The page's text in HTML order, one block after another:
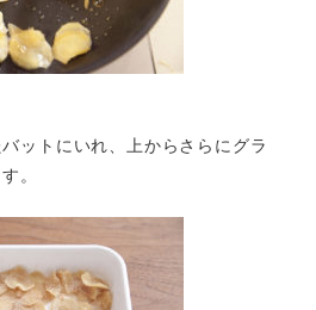
ットにいれ、上からさらにグラ
。